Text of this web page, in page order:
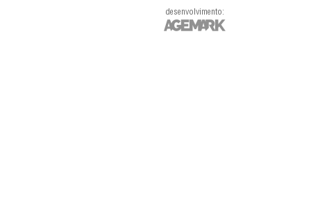
desenvolvimento: